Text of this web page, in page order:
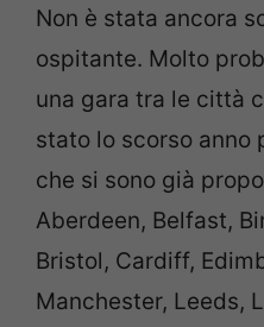
Non è stata ancora
ospitante. Molto
una gara tra le città
stato lo scorso anno
che si sono già
Aberdeen, Belfast,
Bristol, Cardiff,
Manchester, Leeds,